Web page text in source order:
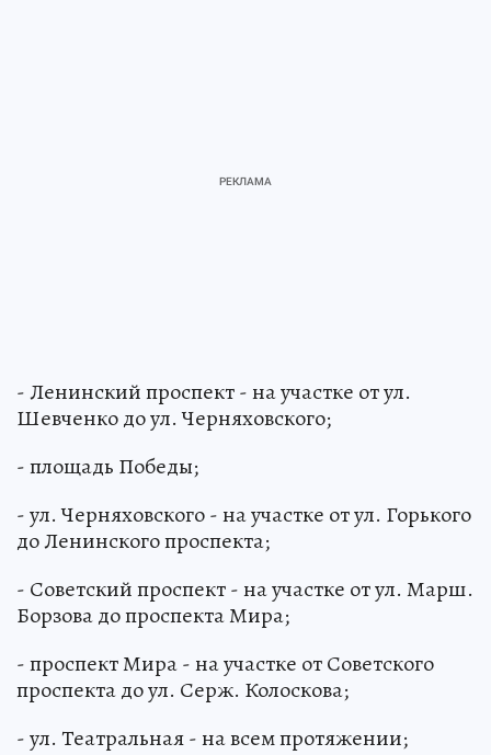
- Ленинский проспект - на участке от ул.
Шевченко до ул. Черняховского;
- площадь Победы;
- ул. Черняховского - на участке от ул. Горького
до Ленинского проспекта;
- Советский проспект - на участке от ул. Марш.
Борзова до проспекта Мира;
- проспект Мира - на участке от Советского
проспекта до ул. Серж. Колоскова;
- ул. Театральная - на всем протяжении;